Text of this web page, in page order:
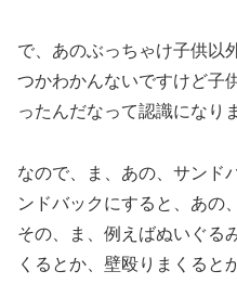
で、あのぶっちゃけ子供以
つかわかんないですけど子
ったんだなって認識になり
なので、ま、あの、サンド
ンドバックにすると、あの
その、ま、例えばぬいぐる
くるとか、壁殴りまくると